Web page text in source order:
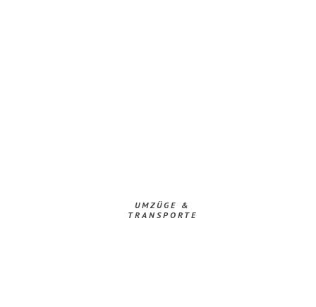
UMZÜGE &
TRANSPORTE